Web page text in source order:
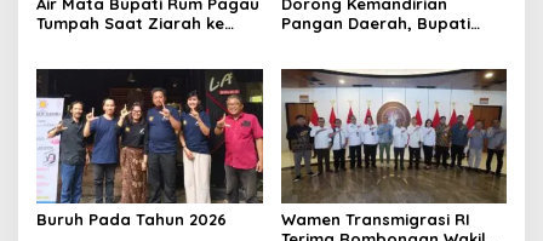
Air Mata Bupati Rum Pagau
Tumpah Saat Ziarah ke
Dorong Kemandirian
Pangan Daerah, Bupati
Buruh Pada Tahun 2026
Wamen Transmigrasi RI